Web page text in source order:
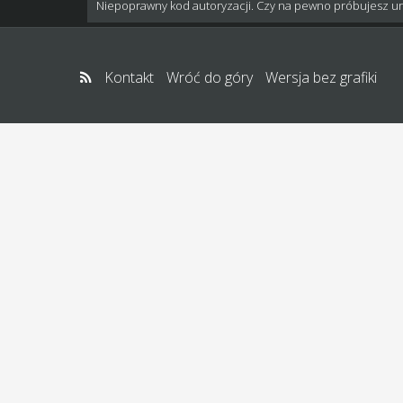
Niepoprawny kod autoryzacji. Czy na pewno próbujesz
Kontakt Wróć do góry Wersja bez grafiki